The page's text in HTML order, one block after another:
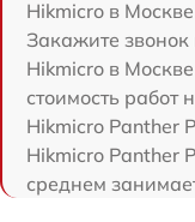
Hikmicro в
Закажите звонок
Hikmicro в
стоимость работ
Hikmicro Panther
Hikmicro Panther
среднем